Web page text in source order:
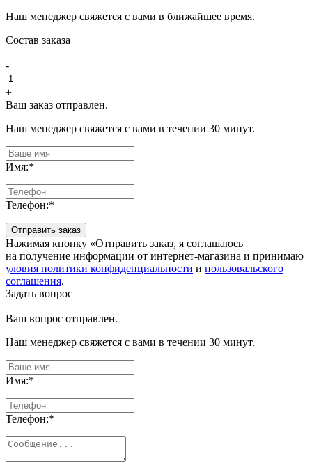
Наш менеджер свяжется с вами в ближайшее время.
Состав заказа
-
+
Ваш заказ отправлен.
Наш менеджер свяжется с вами в течении 30 минут.
Имя:*
Телефон:*
Отправить заказ
Нажимая кнопку «Отправить заказ, я соглашаюсь
на получение информации от интернет-магазина и принимаю
уловия политики конфиденциальности и пользовальского
соглашения.
Задать вопрос
Ваш вопрос отправлен.
Наш менеджер свяжется с вами в течении 30 минут.
Имя:*
Телефон:*